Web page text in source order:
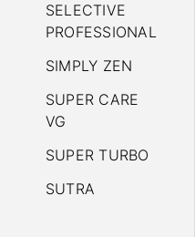
SELECTIVE
PROFESSIONAL
SIMPLY ZEN
SUPER CARE
VG
SUPER TURBO
SUTRA